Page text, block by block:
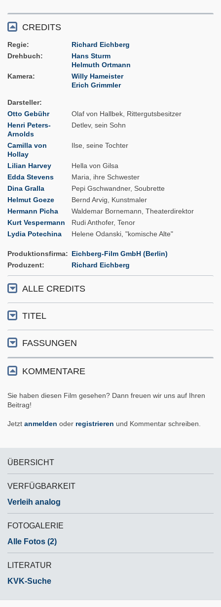
CREDITS
Regie
Richard Eichberg
Drehbuch
Hans Sturm
Helmuth Ortmann
Kamera
Willy Hameister
Erich Grimmler
Darsteller
Otto Gebühr
Olaf von Hallbek, Rittergutsbesitzer
Henri Peters-
Arnolds
Detlev, sein Sohn
Camilla von
Hollay
Ilse, seine Tochter
Lilian Harvey
Hella von Gilsa
Edda Stevens
Maria, ihre Schwester
Dina Gralla
Pepi Gschwandner, Soubrette
Helmut Goeze
Bernd Arvig, Kunstmaler
Hermann Picha
Waldemar Bornemann, Theaterdirektor
Kurt Vespermann
Rudi Anthofer, Tenor
Lydia Potechina
Helene Odanski, "komische Alte"
Produktionsfirma
Eichberg-Film GmbH (Berlin)
Produzent
Richard Eichberg
ALLE CREDITS
TITEL
FASSUNGEN
KOMMENTARE
Sie haben diesen Film gesehen? Dann freuen wir uns auf Ihren
Beitrag!
Jetzt anmelden oder registrieren und Kommentar schreiben.
ÜBERSICHT
VERFÜGBARKEIT
Verleih analog
FOTOGALERIE
Alle Fotos (2)
LITERATUR
KVK-Suche